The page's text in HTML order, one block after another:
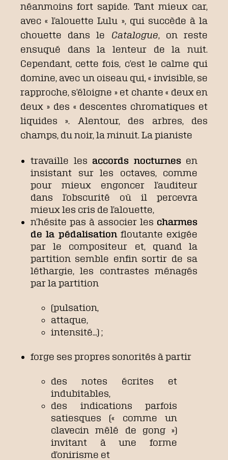
néanmoins fort sapide. Tant mieux car,
avec « l’alouette Lulu », qui succède à la
chouette dans le Catalogue , on reste
ensuqué dans la lenteur de la nuit.
Cependant, cette fois, c’est le calme qui
domine, avec un oiseau qui, « invisible, se
rapproche, s’éloigne » et chante « deux en
deux » des « descentes chromatiques et
liquides ». Alentour, des arbres, des
champs, du noir, la minuit. La pianiste
travaille les accords nocturnesen
insistant sur les octaves, comme
pour mieux engoncer l’auditeur
dans l’obscurité où il percevra
mieux les cris de l’alouette,
n’hésite pas à associer les charmes
de la pédalisation floutante exigée
par le compositeur et, quand la
partition semble enfin sortir de sa
léthargie, les contrastes ménagés
par la partition
(pulsation,
attaque,
intensité…) ;
forge ses propres sonorités à partir
des notes écrites et
indubitables,
des indications parfois
satiesques (« comme un
clavecin mêlé de gong »)
invitant à une forme
d’onirisme et